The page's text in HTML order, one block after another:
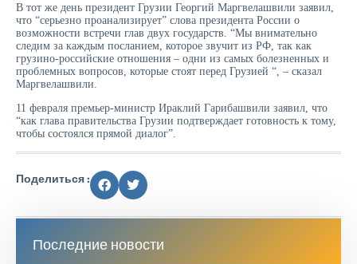
В тот же день президент Грузии Георгий Маргвелашвили заявил,
что “серьезно проанализирует” слова президента России о
возможности встречи глав двух государств. “Мы внимательно
следим за каждым посланием, которое звучит из РФ, так как
грузино-российские отношения – одни из самых болезненных и
проблемных вопросов, которые стоят перед Грузией “, – сказал
Маргвелашвили.
11 февраля премьер-министр Ираклий Гарибашвили заявил, что
“как глава правительства Грузии подтверждает готовность к тому,
чтобы состоялся прямой диалог”.
Поделиться :
Последние новости